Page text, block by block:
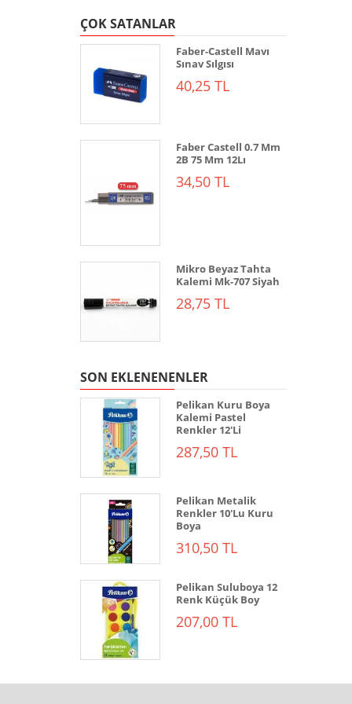
ÇOK SATANLAR
Faber-Castell Mavı
Sınav Sılgısı
40,25 TL
Faber Castell 0.7 Mm
2B 75 Mm 12Lı
34,50 TL
Mikro Beyaz Tahta
Kalemi Mk-707 Siyah
28,75 TL
SON EKLENENENLER
Pelikan Kuru Boya
Kalemi Pastel
Renkler 12'Li
287,50 TL
Pelikan Metalik
Renkler 10'Lu Kuru
Boya
310,50 TL
Pelikan Suluboya 12
Renk Küçük Boy
207,00 TL